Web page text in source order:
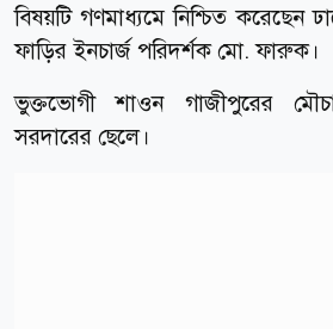
বিষয়টি গণমাধ্যমে নিশ্চিত করেছেন
ফাড়ির ইনচার্জ পরিদর্শক মো. ফারুক।
ভুক্তভোগী শাওন গাজীপুরের
সরদারের ছেলে।